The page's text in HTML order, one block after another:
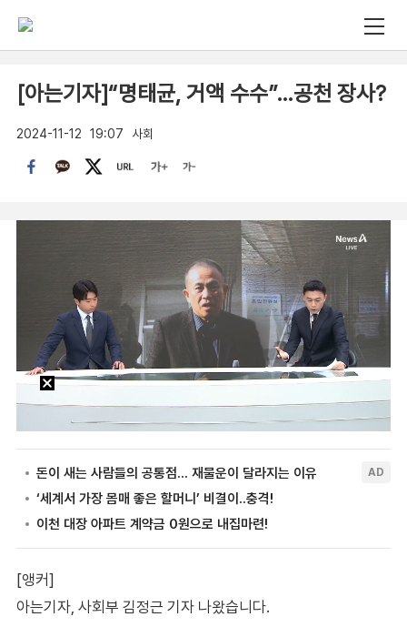
[아는기자]“명태균, 거액 수수”…공천 장사?
2024-11-12 19:07 사회
[앵커]
아는기자, 사회부 김정근 기자 나왔습니다.